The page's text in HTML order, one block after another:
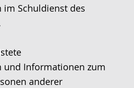
Schuldienst des
und Informationen zum
anderer